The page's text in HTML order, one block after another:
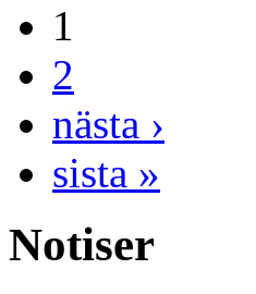
1
2
nästa ›
sista »
Notiser